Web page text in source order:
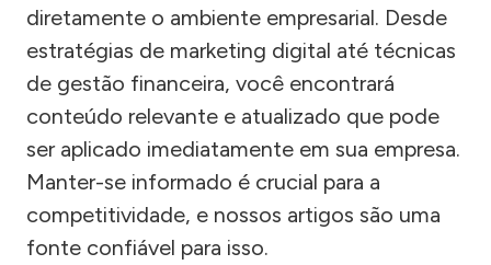
diretamente o ambiente empresarial. Desde
estratégias de marketing digital até técnicas
de gestão financeira, você encontrará
conteúdo relevante e atualizado que pode
ser aplicado imediatamente em sua empresa.
Manter-se informado é crucial para a
competitividade, e nossos artigos são uma
fonte confiável para isso.